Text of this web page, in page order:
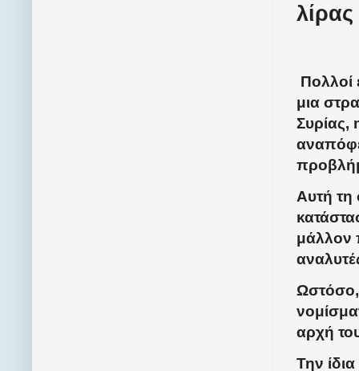
λίρας
Πολλοί
μια
Συρίας,
Αυτή τη
μάλλον
Ωστόσο,
αρχή
Την